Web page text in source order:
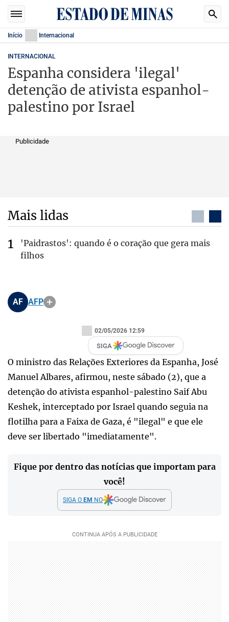
Início Internacional
INTERNACIONAL
Espanha considera 'ilegal'
detenção de ativista espanhol-
palestino por Israel
Publicidade
Mais lidas
'Paidrastos': quando é o coração que gera mais
filhos
AF AFP
02/05/2026 12:59
SIGA
O ministro das Relações Exteriores da Espanha, José
Manuel Albares, afirmou, neste sábado (2), que a
detenção do ativista espanhol-palestino Saif Abu
Keshek, interceptado por Israel quando seguia na
flotilha para a Faixa de Gaza, é "ilegal" e que ele
deve ser libertado "imediatamente".
Fique por dentro das notícias que importam para
você!
SIGA O EM NO